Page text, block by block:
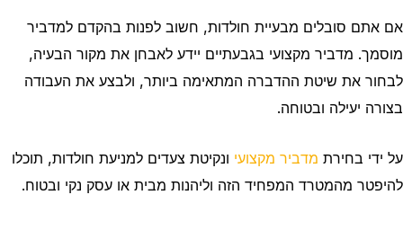
אם אתם סובלים מבעיית חולדות, חשוב לפנות בהקדם למדביר
מוסמך. מדביר מקצועי בגבעתיים יידע לאבחן את מקור הבעיה,
לבחור את שיטת ההדברה המתאימה ביותר, ולבצע את העבודה
בצורה יעילה ובטוחה.
על ידי בחירת מדביר מקצועי ונקיטת צעדים למניעת חולדות, תוכלו
להיפטר מהמטרד המפחיד הזה וליהנות מבית או עסק נקי ובטוח.